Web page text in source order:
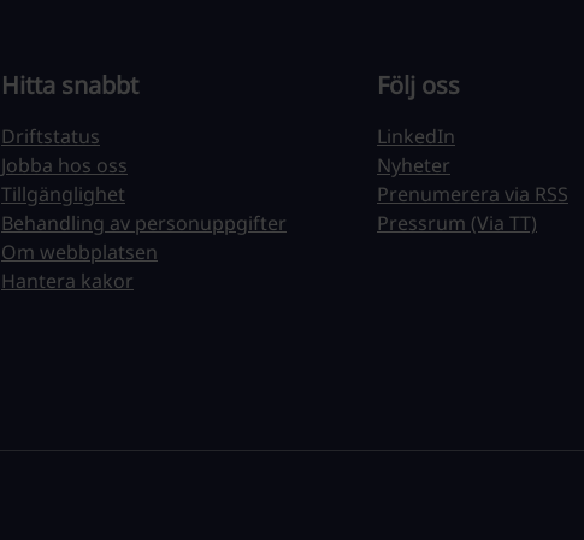
Hitta snabbt
Driftstatus
Jobba hos oss
Tillgänglighet
Behandling av personuppgifter
Om webbplatsen
Hantera kakor
Följ oss
LinkedIn
Nyheter
Prenumerera via RSS
Pressrum (Via TT)